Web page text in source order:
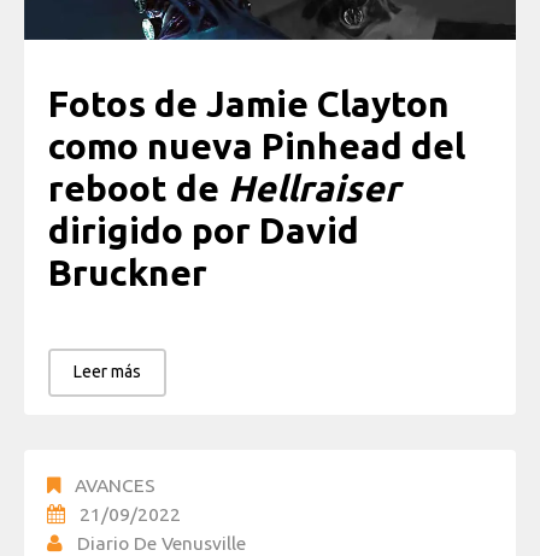
Fotos de Jamie Clayton
como nueva Pinhead del
reboot de Hellraiser
dirigido por David
Bruckner
Leer más
AVANCES
21/09/2022
Diario De Venusville